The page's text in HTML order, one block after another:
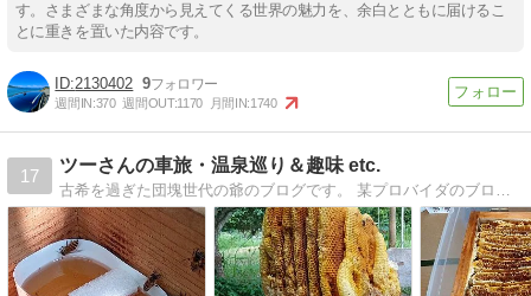
す。さまざまな角度から見えてくる世界の魅力を、余白とともに届けるこ
とに重きを置いた内容です。
2130402 9
週間IN:370 週間OUT:1170 月間IN:1740
17
ツーさんの車旅・温泉巡り＆趣味 etc.
古希を過ぎた団塊世代の爺のブログです。 某プロバイダのブログ容量貸しの終了に伴い、過去の記事を残したくて引っ越ししてきました。 現在の記事もアップしています。